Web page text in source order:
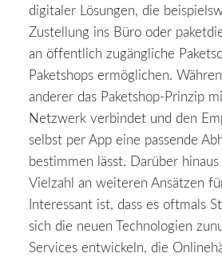
digitaler Lösungen, die
Zustellung ins Büro oder
an öffentlich zugängliche
Paketshops ermöglichen.
anderer das Paketshop-Prinzip
Netzwerk verbindet und den
selbst per App eine passende
bestimmen lässt. Darüber
Vielzahl an weiteren Ansätzen
Interessant ist, dass es oftmals
sich die neuen Technologien
Services entwickeln, die